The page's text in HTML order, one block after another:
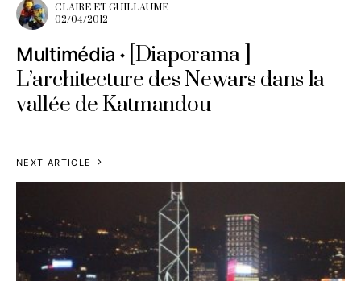
CLAIRE ET GUILLAUME
02/04/2012
Multimédia
[Diaporama ]
L’architecture des Newars dans la
vallée de Katmandou
NEXT ARTICLE